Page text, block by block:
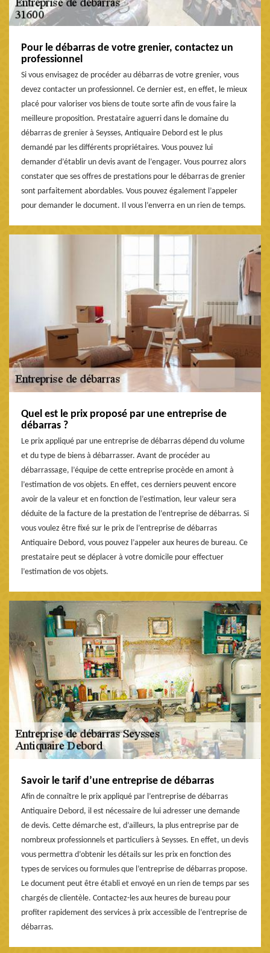
Pour le débarras de votre grenier, contactez un
professionnel
Si vous envisagez de procéder au débarras de votre grenier, vous
devez contacter un professionnel. Ce dernier est, en effet, le mieux
placé pour valoriser vos biens de toute sorte afin de vous faire la
meilleure proposition. Prestataire aguerri dans le domaine du
débarras de grenier à Seysses, Antiquaire Debord est le plus
demandé par les différents propriétaires. Vous pouvez lui
demander d’établir un devis avant de l’engager. Vous pourrez alors
constater que ses offres de prestations pour le débarras de grenier
sont parfaitement abordables. Vous pouvez également l’appeler
pour demander le document. Il vous l’enverra en un rien de temps.
Quel est le prix proposé par une entreprise de
débarras ?
Le prix appliqué par une entreprise de débarras dépend du volume
et du type de biens à débarrasser. Avant de procéder au
débarrassage, l’équipe de cette entreprise procède en amont à
l’estimation de vos objets. En effet, ces derniers peuvent encore
avoir de la valeur et en fonction de l’estimation, leur valeur sera
déduite de la facture de la prestation de l’entreprise de débarras. Si
vous voulez être fixé sur le prix de l’entreprise de débarras
Antiquaire Debord, vous pouvez l’appeler aux heures de bureau. Ce
prestataire peut se déplacer à votre domicile pour effectuer
l’estimation de vos objets.
Savoir le tarif d’une entreprise de débarras
Afin de connaître le prix appliqué par l’entreprise de débarras
Antiquaire Debord, il est nécessaire de lui adresser une demande
de devis. Cette démarche est, d’ailleurs, la plus entreprise par de
nombreux professionnels et particuliers à Seysses. En effet, un devis
vous permettra d’obtenir les détails sur les prix en fonction des
types de services ou formules que l’entreprise de débarras propose.
Le document peut être établi et envoyé en un rien de temps par ses
chargés de clientèle. Contactez-les aux heures de bureau pour
profiter rapidement des services à prix accessible de l’entreprise de
débarras.